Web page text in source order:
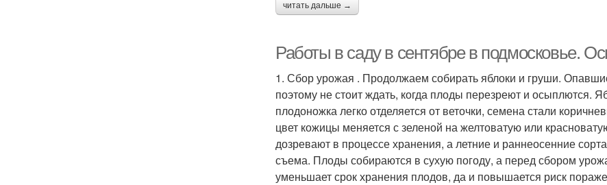
читать дальше →
Работы в саду в сентябре в подмосковье.
1. Сбор урожая . Продолжаем собирать яблоки и груши.
поэтому не стоит ждать, когда плоды перезреют и осыплются.
плодоножка легко отделяется от веточки, семена стали
цвет кожицы меняется с зеленой на желтоватую или
дозревают в процессе хранения, а летние и раннеосенние
съема. Плоды собираются в сухую погоду, а перед сбором
уменьшает срок хранения плодов, да и повышается риск